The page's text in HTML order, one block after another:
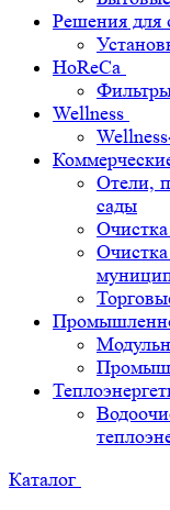
Решения для
HoReCa
Wellness
Отели,
сады
Каталог